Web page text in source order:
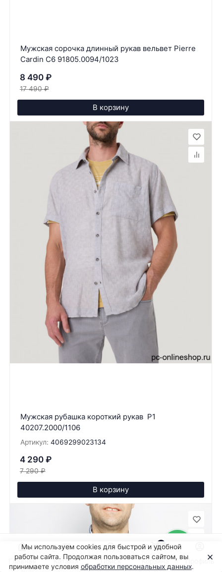
Мужская сорочка длинный рукав вельвет Pierre
Cardin C6 91805.0094/1023
8 490 ₽
17 490 ₽
В корзину
Мужская рубашка короткий рукав P1
40207.2000/1106
Артикул: 4069299023134
4 290 ₽
7 290 ₽
В корзину
Мы используем cookies для быстрой и удобной
работы сайта. Продолжая пользоваться сайтом, вы
принимаете условия обработки персональных данных.
Главная Каталог Поиск
0
Корзина Профиль